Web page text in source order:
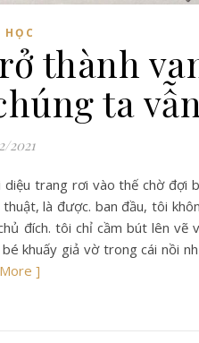
HỌC
thành
ta
2021
trang rơi vào thế chờ đợi
là được. ban đầu, tôi
đích. tôi chỉ cầm bút lên vẽ
khuấy giả vờ trong cái nồi
]